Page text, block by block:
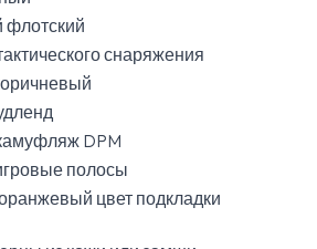
флотский
снаряжения
DPM
полосы
цвет подкладки